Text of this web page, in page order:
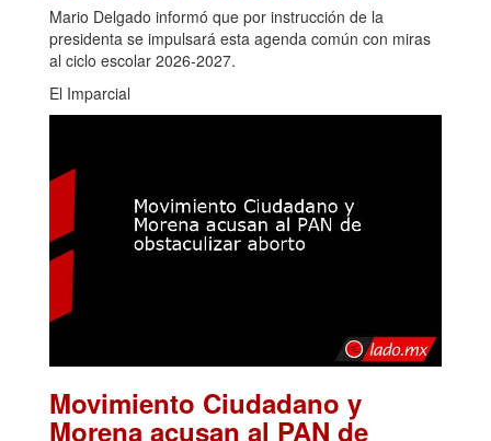
Mario Delgado informó que por instrucción de la
presidenta se impulsará esta agenda común con miras
al ciclo escolar 2026-2027.
El Imparcial
Movimiento Ciudadano y
Morena acusan al PAN de